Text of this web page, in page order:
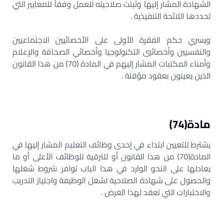
الشهادة المشار إليها وثبتت صلاحيته للعمل وفقاً للمعايير التي
تحددها اللائحة التنفيذية .
ويسري حكم الفقرة الأولى على الأخصائيين الاجتماعيين
والنفسيين وأخصائيي التكنولوجيا وأخصائي الصحافة والإعلام
وأمناء المكتبات المشار إليهم في المادة (70) من هذا القانون
الذين يعينون بعقود مؤقتة .
مادة(74)
يشترط للتعيين ابتداء في إحدى وظائف التعليم المشار إليها في
المادة(70) من هذا القانون أو للترقية للوظائف الأعلى أو ما
يعادلها على النحو الوارد في هذا الباب توافر شروط شغلها
والحصول على شهادة الصلاحية لشغل الوظيفة واجتياز التدريب
والاختبارات التي تعقد لهذا الغرض .